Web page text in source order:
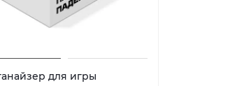
для игры